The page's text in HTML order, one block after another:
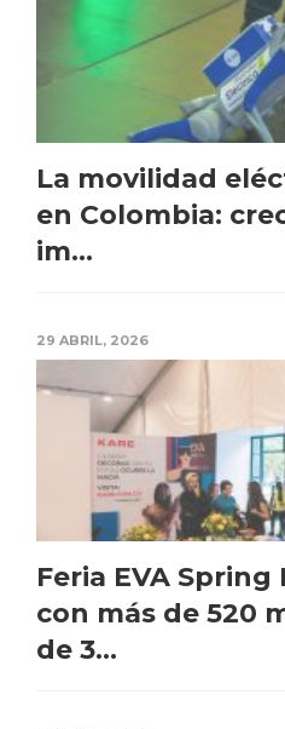
La movilidad
en Colombia:
im...
29 ABRIL, 2026
Feria EVA Spring
con más de 520
de 3...